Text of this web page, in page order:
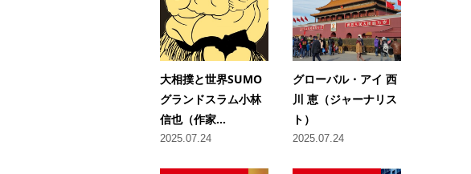
大相撲と世界SUMO
グランドスラム小林
信也（作家...
2025.07.24
グローバル・アイ 西
川 恵（ジャーナリス
ト）
2025.07.24